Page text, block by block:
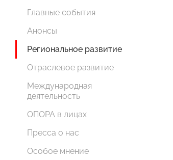
Главные события
Анонсы
Региональное развитие
Отраслевое развитие
Международная
деятельность
ОПОРА в лицах
Пресса о нас
Особое мнение